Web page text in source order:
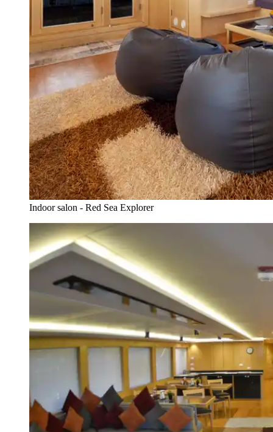
Indoor salon - Red Sea Explorer